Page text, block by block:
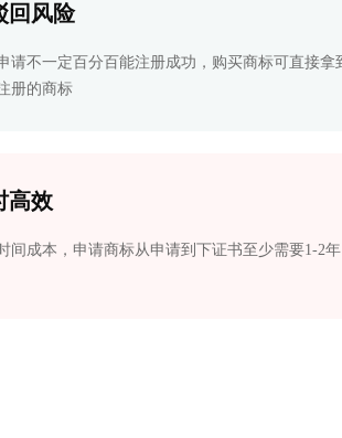
回风险
请不一定百分百能注册成功，购买商标可直接拿
册的商标
高效
间成本，申请商标从申请到下证书至少需要1-2年